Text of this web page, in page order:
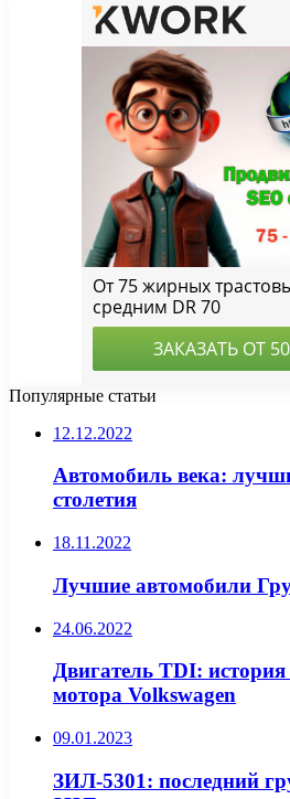
Популярные статьи
12.12.2022
Автомобиль века:
столетия
18.11.2022
Лучшие автомобили
24.06.2022
Двигатель TDI: история
мотора Volkswagen
09.01.2023
ЗИЛ-5301: последний